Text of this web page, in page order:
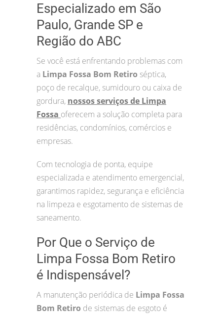
Especializado em São
Paulo, Grande SP e
Região do ABC
Se você está enfrentando problemas com
a Limpa Fossa Bom Retiro séptica,
poço de recalque, sumidouro ou caixa de
gordura, nossos serviços de Limpa
Fossa oferecem a solução completa para
residências, condomínios, comércios e
empresas.
Com tecnologia de ponta, equipe
especializada e atendimento emergencial,
garantimos rapidez, segurança e eficiência
na limpeza e esgotamento de sistemas de
saneamento.
Por Que o Serviço de
Limpa Fossa Bom Retiro
é Indispensável?
A manutenção periódica de Limpa Fossa
Bom Retiro de sistemas de esgoto é